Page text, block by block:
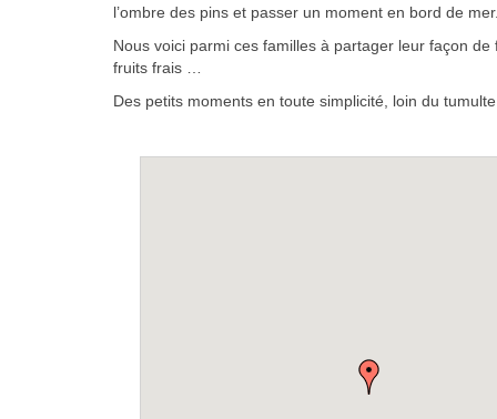
l’ombre des pins et passer un moment en bord de
Nous voici parmi ces familles à partager leur façon
fruits frais …
Des petits moments en toute simplicité, loin du